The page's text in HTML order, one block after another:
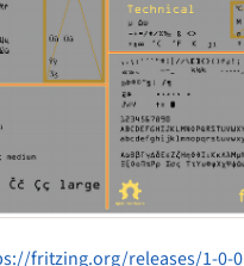
fritzing.org/releases/1-0-0